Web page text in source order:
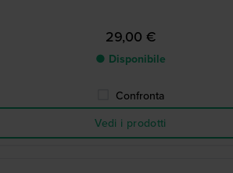
29,00 €
● Disponibile
Confronta
Vedi i prodotti